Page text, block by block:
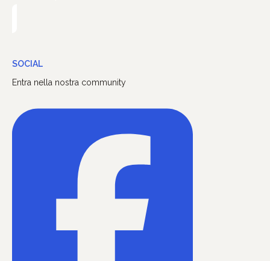
SOCIAL
Entra nella nostra community